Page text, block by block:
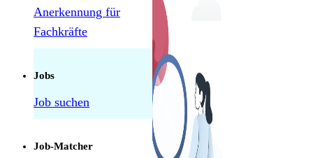
Herausforderungen als Pflegekraft in der
Schweiz: Was tatsächlich manchmal schwierig
ist — und was nicht
Anerkennung für
Fachkräfte
Jobs
Job suchen
Job-Matcher